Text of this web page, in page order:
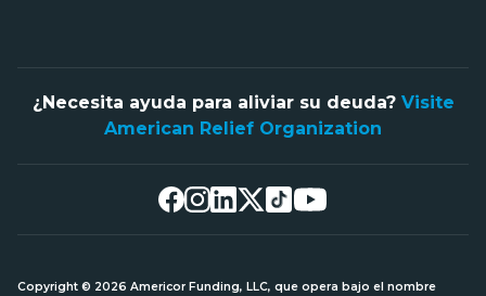
¿Necesita ayuda para aliviar su deuda? Visite
American Relief Organization
Copyright © 2026 Americor Funding, LLC, que opera bajo el nombre